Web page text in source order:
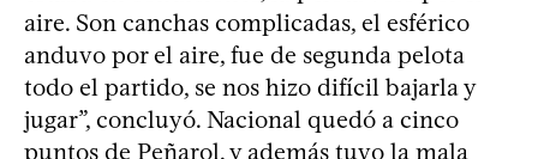
aire. Son canchas complicadas, el esférico
anduvo por el aire, fue de segunda pelota
todo el partido, se nos hizo difícil bajarla y
jugar”, concluyó. Nacional quedó a cinco
puntos de Peñarol, y además tuvo la mala